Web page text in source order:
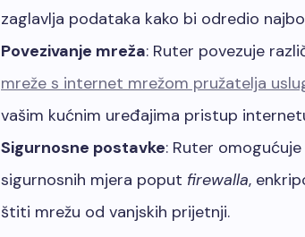
zaglavlja podataka kako bi odredio
Povezivanje mreža: Ruter povezuje
mreže s internet mrežom pružatelja
vašim kućnim uređajima pristup
Sigurnosne postavke: Ruter
sigurnosnih mjera poput firewalla,
štiti mrežu od vanjskih prijetnji.